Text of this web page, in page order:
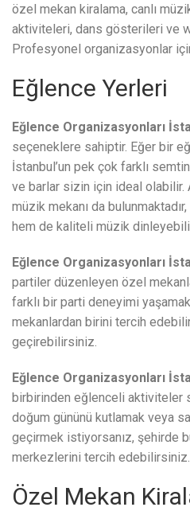
özel mekan kiralama, canlı
aktiviteleri, dans gösterileri ve
Profesyonel organizasyonlar
Eğlence Yerleri
Eğlence Organizasyonları
seçeneklere sahiptir. Eğer bir
İstanbul’un pek çok farklı
ve barlar sizin için ideal olabilir.
müzik mekanı da
hem de kaliteli müzik
Eğlence Organizasyonları
partiler düzenleyen özel
farklı bir parti deneyimi
mekanlardan birini tercih
geçirebilirsiniz.
Eğlence Organizasyonları
birbirinden eğlenceli aktiviteler
doğum gününü kutlamak veya
geçirmek istiyorsanız, şehirde
merkezlerini tercih edebilirsiniz.
Özel Mekan